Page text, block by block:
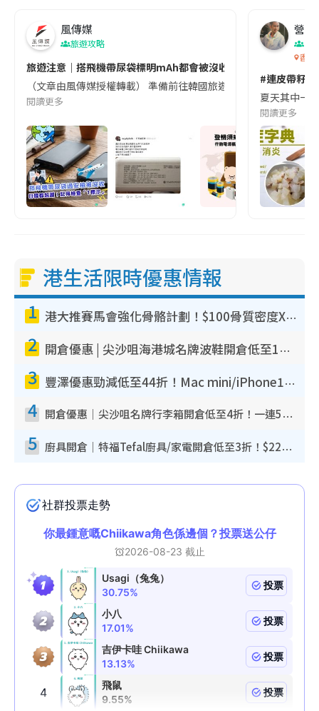
風傳媒
旅遊攻略
旅遊注意｜搭飛機帶尿袋標明mAh都會被沒收😱出發前切記檢查
（文章由風傳媒授權轉載） 準備前往韓國旅遊的民眾，近期要
閱讀更多
營養
香港
#連皮帶籽
夏天其中一
閱讀更多
港生活限時優惠情報
1 港大推賽馬會強化骨骼計劃！$100骨質密度X光檢查 完成免費運動訓練送超市禮券！附參加資格
2 開倉優惠 | 尖沙咀海港城名牌波鞋開倉低至1折！On鞋$899起／Joy&Peace鞋履$98起
3 豐澤優惠勁減低至44折！Mac mini/iPhone17Pro大減價！廚房家電$220起
4 開倉優惠｜尖沙咀名牌行李箱開倉低至4折！一連5日 American Tourister/ace./Hallmark $200起！
5 廚具開倉｜特福Tefal廚具/家電開倉低至3折！$220起買平底鍋/炒鑊/湯煲！電飯煲/吸塵機/燙斗$418起